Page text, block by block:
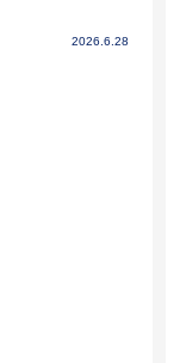
2026.6.28